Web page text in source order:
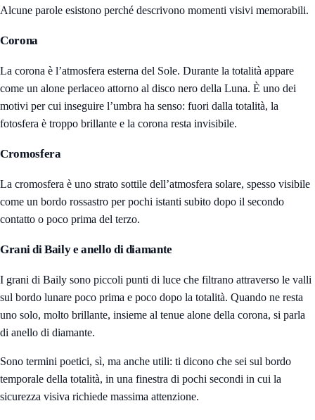
Alcune parole esistono perché descrivono momenti visivi memorabili.
Corona
La corona è l’atmosfera esterna del Sole. Durante la totalità appare
come un alone perlaceo attorno al disco nero della Luna. È uno dei
motivi per cui inseguire l’umbra ha senso: fuori dalla totalità, la
fotosfera è troppo brillante e la corona resta invisibile.
Cromosfera
La cromosfera è uno strato sottile dell’atmosfera solare, spesso visibile
come un bordo rossastro per pochi istanti subito dopo il secondo
contatto o poco prima del terzo.
Grani di Baily e anello di diamante
I grani di Baily sono piccoli punti di luce che filtrano attraverso le valli
sul bordo lunare poco prima e poco dopo la totalità. Quando ne resta
uno solo, molto brillante, insieme al tenue alone della corona, si parla
di anello di diamante.
Sono termini poetici, sì, ma anche utili: ti dicono che sei sul bordo
temporale della totalità, in una finestra di pochi secondi in cui la
sicurezza visiva richiede massima attenzione.